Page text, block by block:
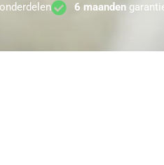
onderdelen 6 maanden